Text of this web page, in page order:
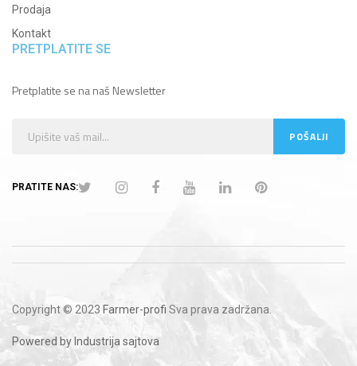
Prodaja
Kontakt
PRETPLATITE SE
Pretplatite se na naš Newsletter
PRATITE NAS:
Copyright © 2023 Farmer-profi Sva prava zadržana.
Powered by Industrija sajtova